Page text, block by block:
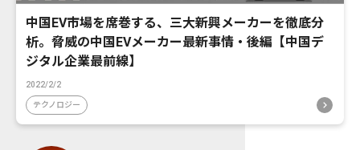
中国EV市場を席巻する、三大新興メーカーを徹底分
析。脅威の中国EVメーカー最新事情・後編【中国デ
ジタル企業最前線】
2022/2/2
テクノロジー